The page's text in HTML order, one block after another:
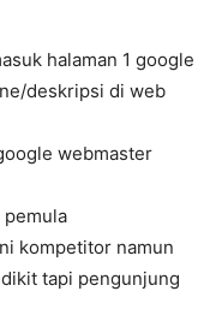
halaman 1 google
deskripsi di web
webmaster
pemula
kompetitor namun
tapi pengunjung